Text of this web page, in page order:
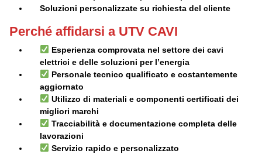
Soluzioni personalizzate su richiesta del cliente
Perché affidarsi a UTV CAVI
Esperienza comprovata nel settore dei cavi
elettrici e delle soluzioni per l’energia
Personale tecnico qualificato e costantemente
aggiornato
Utilizzo di materiali e componenti certificati dei
migliori marchi
Tracciabilità e documentazione completa delle
lavorazioni
Servizio rapido e personalizzato